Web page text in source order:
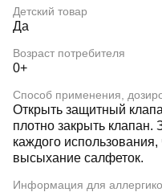
Детский товар
Да
Возраст потребителя
0+
Способ применения,
Открыть защитный
плотно закрыть клапан.
каждого
высыхание салфеток.
Информация для